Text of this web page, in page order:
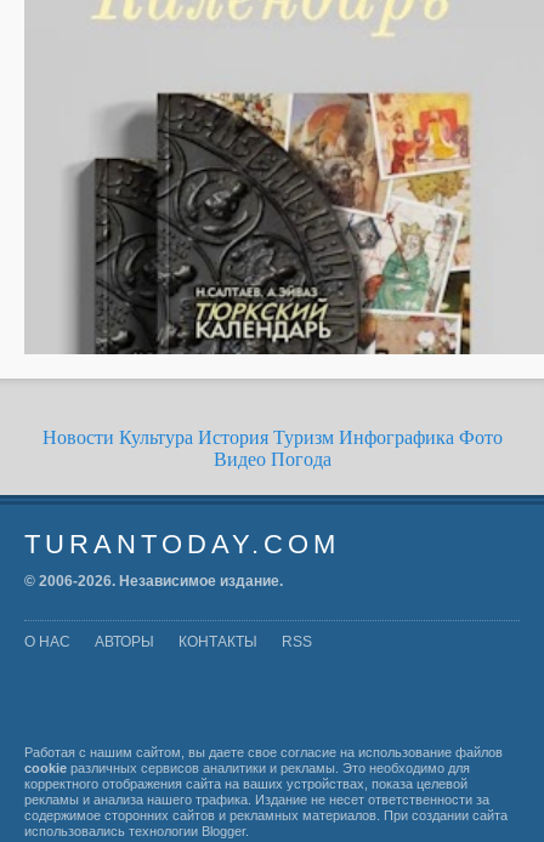
Новости Культура История Туризм Инфографика Фото
Видео Погода
TURANTODAY.COM
© 2006-2026. Независимое издание.
О НАС АВТОРЫ КОНТАКТЫ RSS
Работая с нашим сайтом, вы даете свое согласие на использование файлов
cookie различных сервисов аналитики и рекламы. Это необходимо для
корректного отображения сайта на ваших устройствах, показа целевой
рекламы и анализа нашего трафика. Издание не несет ответственности за
содержимое сторонних сайтов и рекламных материалов. При создании сайта
использовались технологии Blogger.